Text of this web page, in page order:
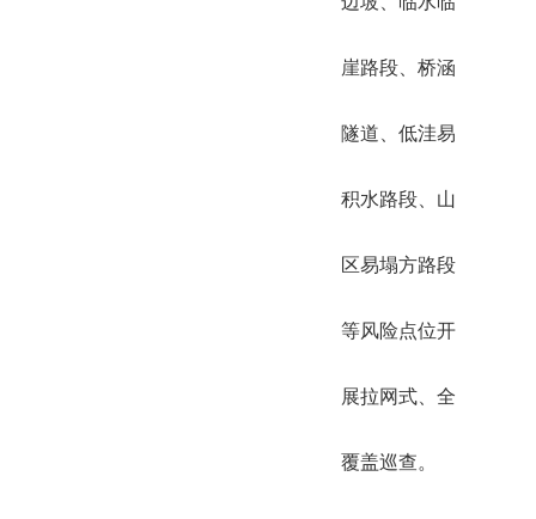
崖路段、桥涵
隧道、低洼易
积水路段、山
区易塌方路段
等风险点位开
展拉网式、全
覆盖巡查。